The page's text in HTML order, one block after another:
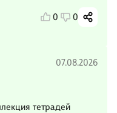
0 0
07.08.2026
тетрадей